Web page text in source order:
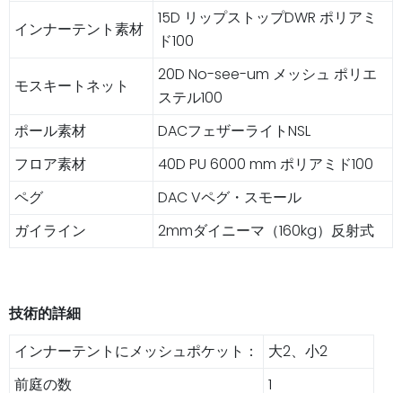
インナーテント素材
15D リップストップDWR ポリアミ
ド100
モスキートネット
20D No-see-um メッシュ ポリエ
ステル100
ポール素材
DACフェザーライトNSL
フロア素材
40D PU 6000 mm ポリアミド100
ペグ
DAC Vペグ・スモール
ガイライン
2mmダイニーマ（160kg）反射式
技術的詳細
インナーテントにメッシュポケット：
大2、小2
前庭の数
1